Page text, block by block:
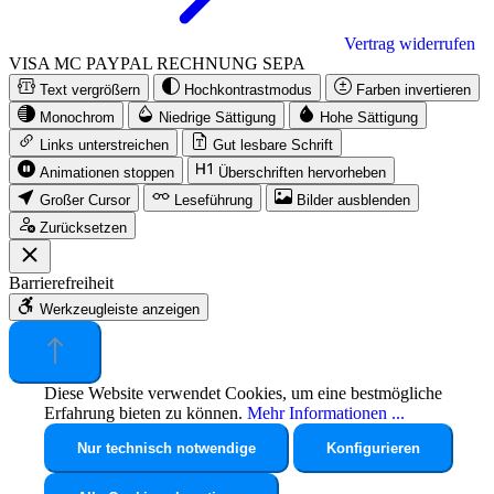
Vertrag widerrufen
VISA MC PAYPAL RECHNUNG SEPA
Text vergrößern Hochkontrastmodus
Farben invertieren
Monochrom
Niedrige Sättigung
Hohe Sättigung
Links unterstreichen
Gut lesbare Schrift
Animationen stoppen
Überschriften hervorheben
Großer Cursor
Leseführung
Bilder ausblenden
Zurücksetzen
Barrierefreiheit
Werkzeugleiste anzeigen
Diese Website verwendet Cookies, um eine bestmögliche
Erfahrung bieten zu können. Mehr Informationen ...
Nur technisch notwendige Konfigurieren